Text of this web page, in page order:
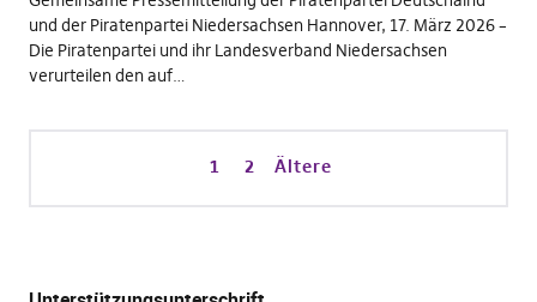
und der Piratenpartei Niedersachsen Hannover, 17. März 2026 –
Die Piratenpartei und ihr Landesverband Niedersachsen
verurteilen den auf…
1 2 Ältere